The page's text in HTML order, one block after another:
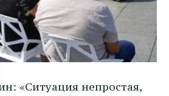
«Ситуация непростая,